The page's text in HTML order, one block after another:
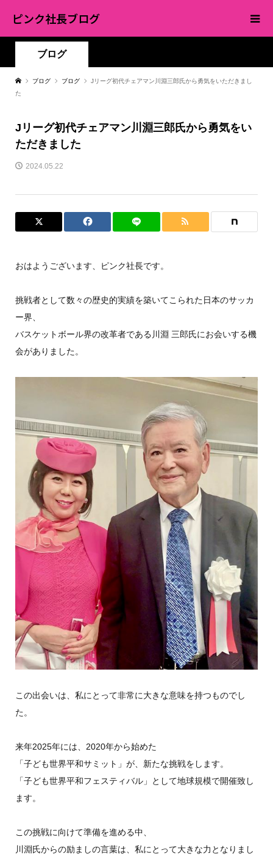
ピンク社長ブログ
ブログ
ブログ ブログ
Jリーグ初代チェアマン川淵三郎氏から勇気をいただきまし
た
Jリーグ初代チェアマン川淵三郎氏から勇気をい
ただきました
2024.05.22
おはようございます、ピンク社長です。
挑戦者として数々の歴史的実績を築いてこられた日本のサッカ
ー界、
バスケットボール界の改革者である川淵 三郎氏にお会いする機
会がありました。
この出会いは、私にとって非常に大きな意味を持つものでし
た。
来年2025年には、2020年から始めた
「子ども世界平和サミット」が、新たな挑戦をします。
「子ども世界平和フェスティバル」として地球規模で開催致し
ます。
この挑戦に向けて準備を進める中、
川淵氏からの励ましの言葉は、私にとって大きな力となりまし